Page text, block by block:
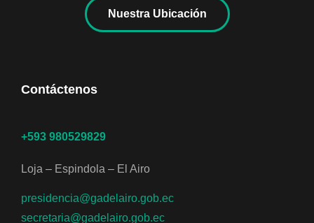
Nuestra Ubicación
Contáctenos
+593 980529829
Loja – Espindola – El Airo
presidencia@gadelairo.gob.ec
secretaria@gadelairo.gob.ec